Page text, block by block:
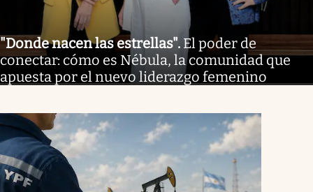
"Donde nacen las estrellas". El poder de
conectar: cómo es Nébula, la comunidad que
apuesta por el nuevo liderazgo femenino